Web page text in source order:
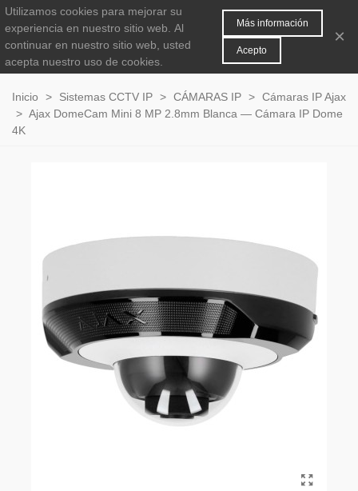
0
Inicio > Sistemas CCTV IP > CÁMARAS IP > Cámaras IP Ajax
> Ajax DomeCam Mini 8 MP 2.8mm Blanca — Cámara IP Dome
4K
Utilizamos cookies para mejorar su
experiencia en nuestro sitio web. Al
continuar en nuestro sitio web, usted
acepta nuestro uso de cookies.
Más información
Acepto
×